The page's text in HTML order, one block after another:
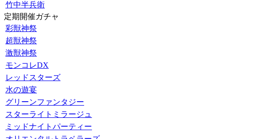
竹中半兵衛
定期開催ガチャ
彩獣神祭
超獣神祭
激獣神祭
モンコレDX
レッドスターズ
水の遊宴
グリーンファンタジー
スターライトミラージュ
ミッドナイトパーティー